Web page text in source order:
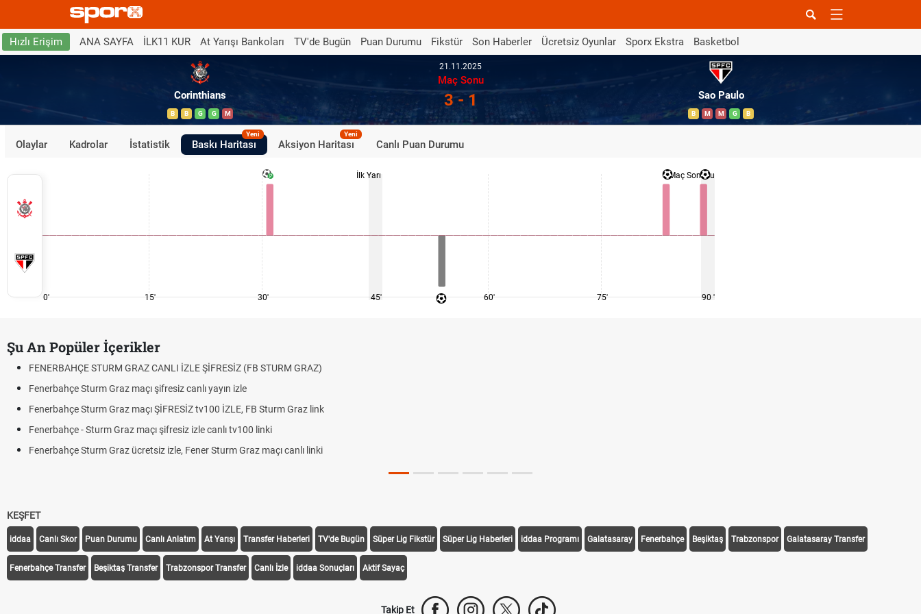
Hızlı Erişim ANA SAYFA İLK11 KUR At Yarışı Bankoları TV'de Bugün Puan Durumu Fikstür Son Haberler Ücretsiz Oyunlar Sporx Ekstra Basketbol
Corinthians
B B G G M
21.11.2025
Maç Sonu
3 - 1 Sao Paulo
B M M G B
Olaylar Kadrolar İstatistik Baskı Haritası
Yeni
Aksiyon Haritası
Yeni
Canlı Puan Durumu
0' 15' 30'
İlk Yarı
45' 60' 75'
Maç Sonucu
90 '
Şu An Popüler İçerikler
FENERBAHÇE STURM GRAZ CANLI İZLE ŞİFRESİZ (FB STURM GRAZ)
Fenerbahçe Sturm Graz maçı şifresiz canlı yayın izle
Fenerbahçe Sturm Graz maçı ŞİFRESİZ tv100 İZLE, FB Sturm Graz link
Fenerbahçe - Sturm Graz maçı şifresiz izle canlı tv100 linki
Fenerbahçe Sturm Graz ücretsiz izle, Fener Sturm Graz maçı canlı linki
KEŞFET
iddaa Canlı Skor Puan Durumu Canlı Anlatım At Yarışı Transfer Haberleri TV'de Bugün Süper Lig Fikstür Süper Lig Haberleri iddaa Programı Galatasaray Fenerbahçe Beşiktaş Trabzonspor Galatasaray Transfer
Fenerbahçe Transfer Beşiktaş Transfer Trabzonspor Transfer Canlı İzle iddaa Sonuçları Aktif Sayaç
Takip Et